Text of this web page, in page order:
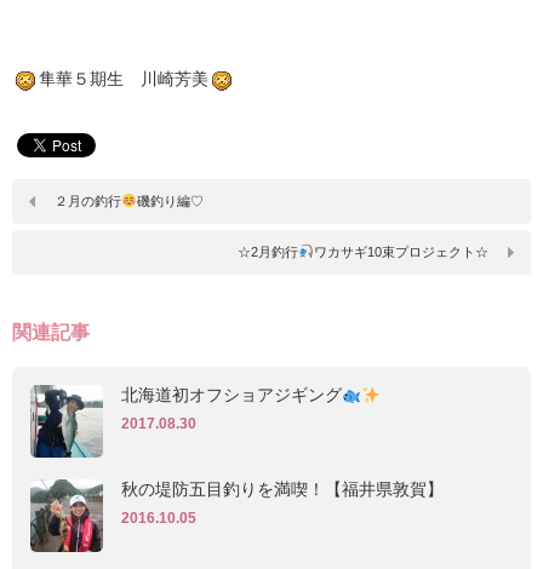
隼華５期生 川崎芳美
２月の釣行 磯釣り編♡
☆2月釣行 ワカサギ10束プロジェクト☆
関連記事
北海道初オフショアジギング
2017.08.30
秋の堤防五目釣りを満喫！【福井県敦賀】
2016.10.05